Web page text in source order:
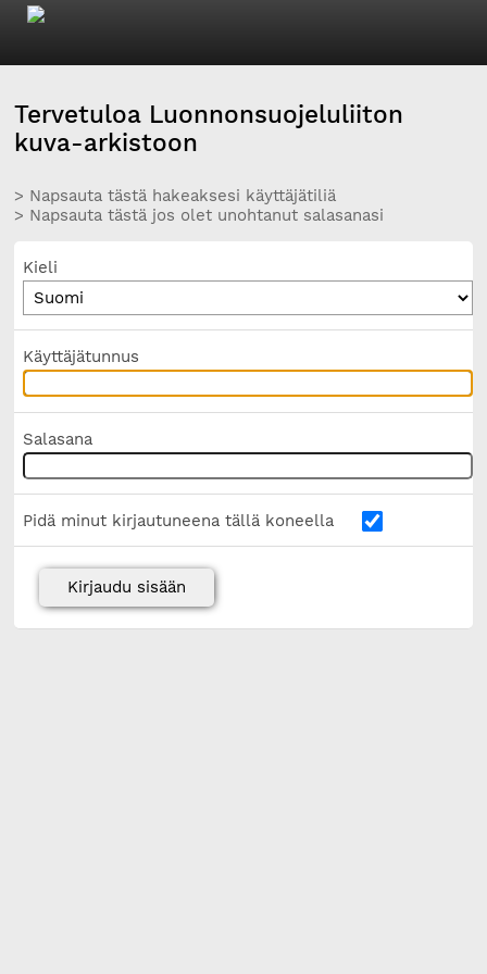
Tervetuloa Luonnonsuojeluliiton
kuva-arkistoon
> Napsauta tästä hakeaksesi käyttäjätiliä
> Napsauta tästä jos olet unohtanut salasanasi
Kieli
Käyttäjätunnus
Salasana
Pidä minut kirjautuneena tällä koneella